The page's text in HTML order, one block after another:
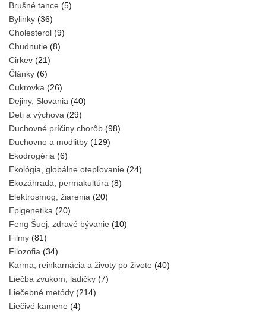
Brušné tance (5)
Bylinky (36)
Cholesterol (9)
Chudnutie (8)
Cirkev (21)
Články (6)
Cukrovka (26)
Dejiny, Slovania (40)
Deti a výchova (29)
Duchovné príčiny chorôb (98)
Duchovno a modlitby (129)
Ekodrogéria (6)
Ekológia, globálne otepľovanie (24)
Ekozáhrada, permakultúra (8)
Elektrosmog, žiarenia (20)
Epigenetika (20)
Feng Šuej, zdravé bývanie (10)
Filmy (81)
Filozofia (34)
Karma, reinkarnácia a životy po živote (40)
Liečba zvukom, ladičky (7)
Liečebné metódy (214)
Liečivé kamene (4)